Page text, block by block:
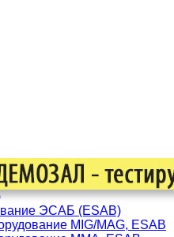
ЭСАБ (ESAB)
MIG/MAG, ESAB